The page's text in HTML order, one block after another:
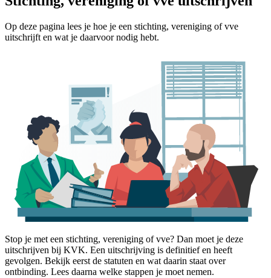
Op deze pagina lees je hoe je een stichting, vereniging of vve
uitschrijft en wat je daarvoor nodig hebt.
Stop je met een stichting, vereniging of vve? Dan moet je deze
uitschrijven bij KVK. Een uitschrijving is definitief en heeft
gevolgen. Bekijk eerst de statuten en wat daarin staat over
ontbinding. Lees daarna welke stappen je moet nemen.